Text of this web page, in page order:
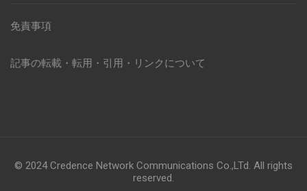
免責事項
記事の転載・転用・引用・リンクについて
© 2024 Credence Network Communications Co.,LTd. All rights
reserved.